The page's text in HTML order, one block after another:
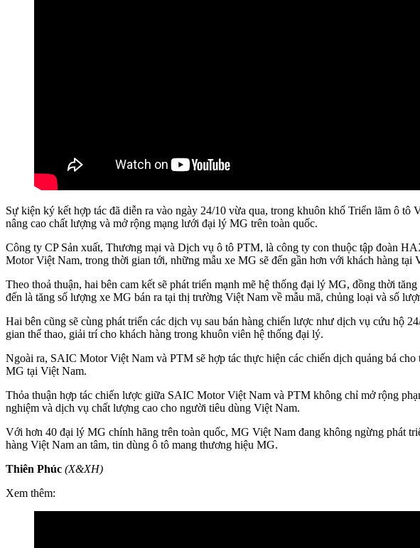
Sự kiện ký kết hợp tác đã diễn ra vào ngày 24/10 vừa qua, trong khuôn khổ Triển lãm ô
nâng cao chất lượng và mở rộng mạng lưới đại lý MG trên toàn quốc.
Công ty CP Sản xuất, Thương mại và Dịch vụ ô tô PTM, là công ty con thuộc tập đoàn
Motor Việt Nam, trong thời gian tới, những mẫu xe MG sẽ đến gần hơn với khách hàng
Theo thoả thuận, hai bên cam kết sẽ phát triển mạnh mẽ hệ thống đại lý MG, đồng thời
đến là tăng số lượng xe MG bán ra tại thị trường Việt Nam về mẫu mã, chủng loại và số
Hai bên cũng sẽ cùng phát triển các dịch vụ sau bán hàng chiến lược như dịch vụ cứu hộ
gian thể thao, giải trí cho khách hàng trong khuôn viên hệ thống đại lý.
Ngoài ra, SAIC Motor Việt Nam và PTM sẽ hợp tác thực hiện các chiến dịch quảng bá
MG tại Việt Nam.
Thỏa thuận hợp tác chiến lược giữa SAIC Motor Việt Nam và PTM không chỉ mở rộng
nghiệm và dịch vụ chất lượng cao cho người tiêu dùng Việt Nam.
Với hơn 40 đại lý MG chính hãng trên toàn quốc, MG Việt Nam đang không ngừng phát
hàng Việt Nam an tâm, tin dùng ô tô mang thương hiệu MG.
Thiên Phúc (X&XH)
Xem thêm: